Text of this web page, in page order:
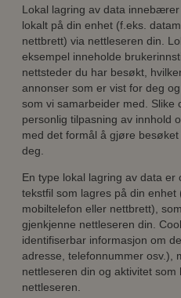
Lokal lagring av data
lokalt på din enhet (f.eks.
nettbrett) via nettleseren din.
eksempel inneholde
nettsteder du har besøkt,
annonser som er vist for deg
som vi samarbeider med. Slike
personlig tilpasning av innhold
med det formål å gjøre
deg.
En type lokal lagring av data er
tekstfil som lagres på din enhet
mobiltelefon eller nettbrett),
gjenkjenne nettleseren din.
identifiserbar informasjon om
adresse, telefonnummer osv.),
nettleseren din og aktivitet
nettleseren.